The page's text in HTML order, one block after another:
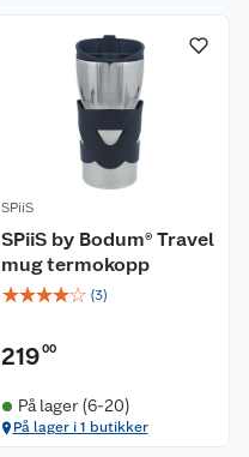
SPiiS
SPiiS by Bodum® Travel
mug termokopp
☆☆☆☆☆ (3)
21900
På lager (6-20)
På lager i 1 butikker